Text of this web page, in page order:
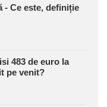
- Ce este, definiție
483 de euro la
pe venit?